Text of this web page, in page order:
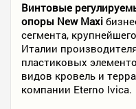
Винтовые
опоры New Maxi
сегмента,
Италии
пластиковых
видов кровель и
компании Eterno Ivica.